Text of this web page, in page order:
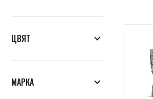
ЦВЯТ
МАРКА